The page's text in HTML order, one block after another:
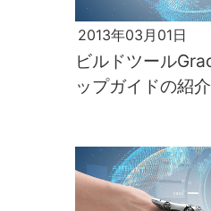
2013年03月01日
ビルドツール
ップガイドの紹介